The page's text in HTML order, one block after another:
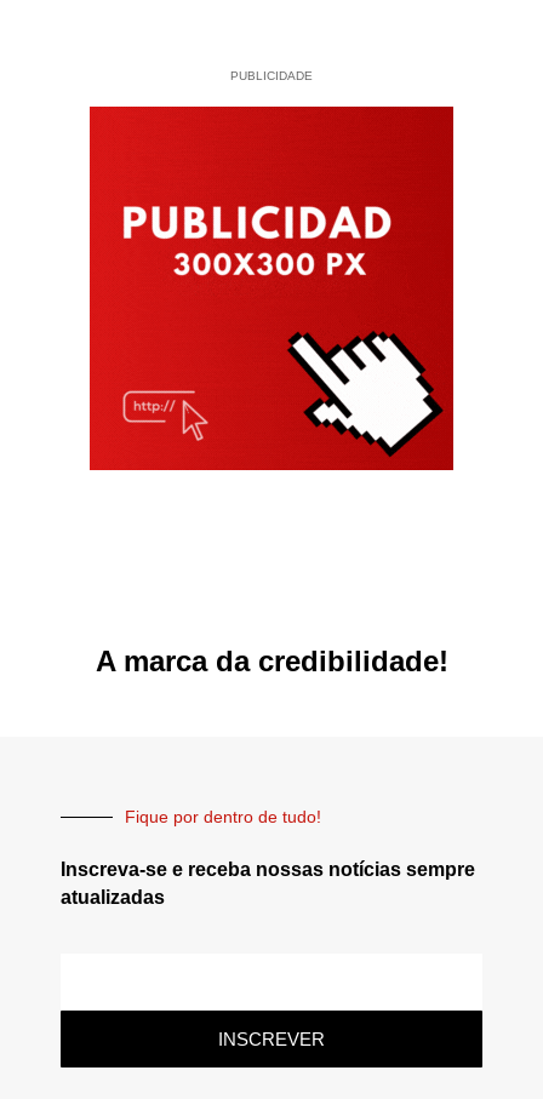
PUBLICIDADE
A marca da credibilidade!
Fique por dentro de tudo!
Inscreva-se e receba nossas notícias sempre
atualizadas
INSCREVER